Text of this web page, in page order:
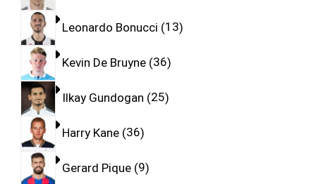
Leonardo Bonucci 13
Kevin De Bruyne 36
Ilkay Gundogan 25
Harry Kane 36
Gerard Pique 9